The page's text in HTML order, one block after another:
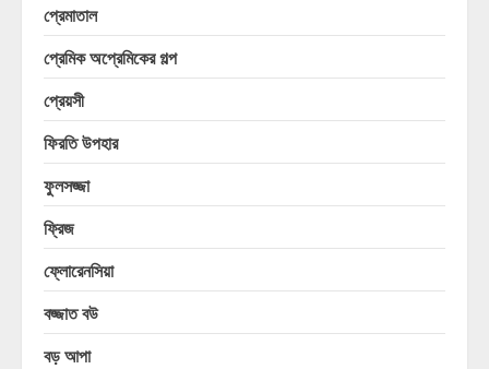
প্রেমাতাল
প্রেমিক অপ্রেমিকের গল্প
প্রেয়সী
ফিরতি উপহার
ফুলসজ্জা
ফ্রিজ
ফ্লোরেনসিয়া
বজ্জাত বউ
বড় আপা